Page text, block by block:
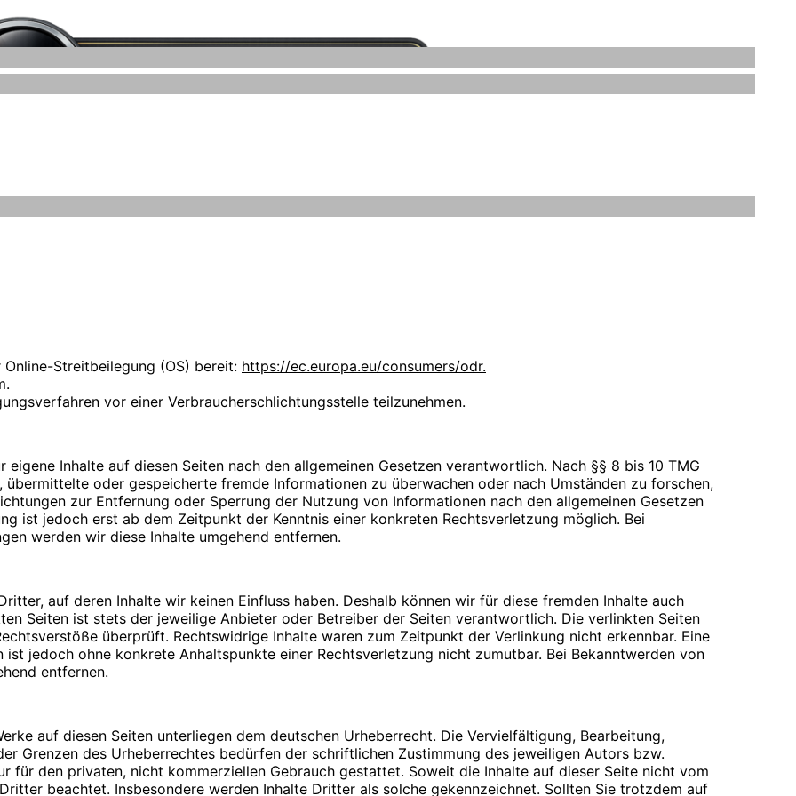
können Marken- oder Warenzeichen im Besitze ihrer rechtlichen Eigentümer sein. Die Rechte aller
ausschließlich bei deren Besitzern.
Daten zu informieren.
Durch die Verwendung von Cookies wird die Nutzung von Webseiten für den Nutzer vereinfacht.
fehlerfrei aufrufbar. Diese Gründe stellen auch das berechtigte Interesse für diese
Nutzung von Cookies zu Analysezwecken wird in einem anderen Punkt behandelt). Gängige Browser
Sie können Ihren Browser so einstellen, dass Sie über das Setzen von Cookies informiert werden
Cookies ausschließen oder das automatische Löschen der Cookies beim Schließen des Browser
dieser Website ohne Einschränkungen zugreifen können, wenn Sie entsprechende
Name, Vorname und E-Mail Adresse. Diese Daten verwenden wir ausschließlich für die o.g.
die im Zuge der Nutzung des Kontaktformulars oder der Übersendung einer E-Mail übermittelt
Streitbeilegung (OS) bereit: https://ec.europa.eu/consumers/odr.
vor einer Verbraucherschlichtungsstelle teilzunehmen.
Inhalte auf diesen Seiten nach den allgemeinen Gesetzen verantwortlich. Nach §§ 8 bis 10 TMG
oder gespeicherte fremde Informationen zu überwachen oder nach Umständen zu forschen,
zur Entfernung oder Sperrung der Nutzung von Informationen nach den allgemeinen Gesetzen
ist jedoch erst ab dem Zeitpunkt der Kenntnis einer konkreten Rechtsverletzung möglich. Bei
werden wir diese Inhalte umgehend entfernen.
auf deren Inhalte wir keinen Einfluss haben. Deshalb können wir für diese fremden Inhalte auch
Seiten ist stets der jeweilige Anbieter oder Betreiber der Seiten verantwortlich. Die verlinkten Seiten
überprüft. Rechtswidrige Inhalte waren zum Zeitpunkt der Verlinkung nicht erkennbar. Eine
jedoch ohne konkrete Anhaltspunkte einer Rechtsverletzung nicht zumutbar. Bei Bekanntwerden von
entfernen.
auf diesen Seiten unterliegen dem deutschen Urheberrecht. Die Vervielfältigung, Bearbeitung,
Grenzen des Urheberrechtes bedürfen der schriftlichen Zustimmung des jeweiligen Autors bzw.
für den privaten, nicht kommerziellen Gebrauch gestattet. Soweit die Inhalte auf dieser Seite nicht vom
beachtet. Insbesondere werden Inhalte Dritter als solche gekennzeichnet. Sollten Sie trotzdem auf